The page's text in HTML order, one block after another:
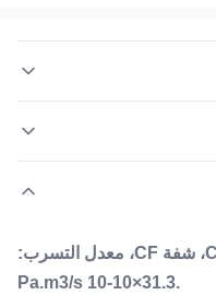
يدويًا لتحقيق فتح وإغلاق
صمام زاوية، يدوي، CD-Jb35C، شفة CF، معدل التسرب:
.31.3×10-10 Pa.m3/s